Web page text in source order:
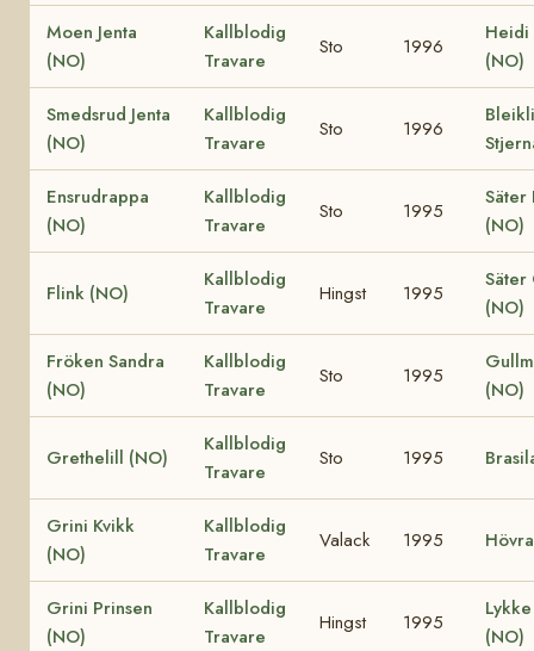
Moen Jenta
(NO)
Kallblodig
Travare
Sto 1996
Heidi
(NO)
Smedsrud Jenta
(NO)
Kallblodig
Travare
Sto 1996
Bleikli
Ensrudrappa
(NO)
Kallblodig
Travare
Sto 1995
Säter
(NO)
Flink (NO)
Kallblodig
Travare
Hingst 1995
Säter
(NO)
Fröken Sandra
(NO)
Kallblodig
Travare
Sto 1995
(NO)
Grethelill (NO)
Kallblodig
Travare
Sto 1995
Grini Kvikk
(NO)
Kallblodig
Travare
Valack 1995
Grini Prinsen
(NO)
Kallblodig
Travare
Hingst 1995
(NO)